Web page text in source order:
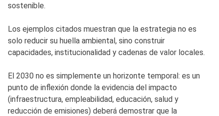
sostenible.
Los ejemplos citados muestran que la estrategia no es
solo reducir su huella ambiental, sino construir
capacidades, institucionalidad y cadenas de valor locales.
El 2030 no es simplemente un horizonte temporal: es un
punto de inflexión donde la evidencia del impacto
(infraestructura, empleabilidad, educación, salud y
reducción de emisiones) deberá demostrar que la